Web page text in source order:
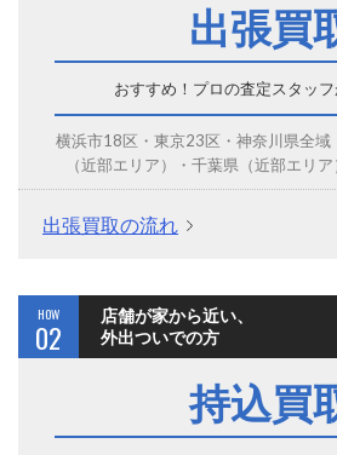
出張買
おすすめ！プロの査定スタッ
横浜市18区・東京23区・神奈川県全域
（近部エリア）・千葉県（近部エリ
出張買取の流れ
HOW
02
店舗が家から近い、
外出ついでの方
持込買